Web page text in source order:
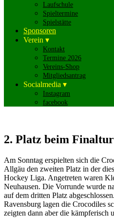
Laufschule
Spieltermine
Spielstätte
Sponsoren
Verein ▾
Kontakt
Termine 2026
Vereins-Shop
Mitgliedsantrag
Socialmedia ▾
Instagram
facebook
2. Platz beim
Am Sonntag erspielten sich die
Allgäu den zweiten Platz in der
Hockey Liga. Angetreten waren
Neuhausen. Die Vorrunde wurde
auf dem dritten Platz
Ravensburg lagen die Crocodiles
zeigten dann aber die kämpferisch